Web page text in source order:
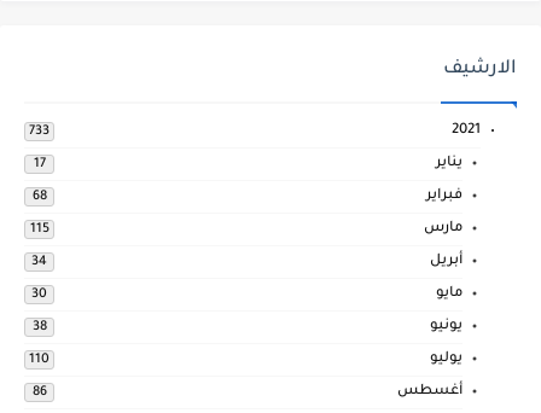
الارشيف
2021
733
يناير 17
فبراير 68
مارس 115
أبريل 34
مايو 30
يونيو 38
يوليو 110
أغسطس 86